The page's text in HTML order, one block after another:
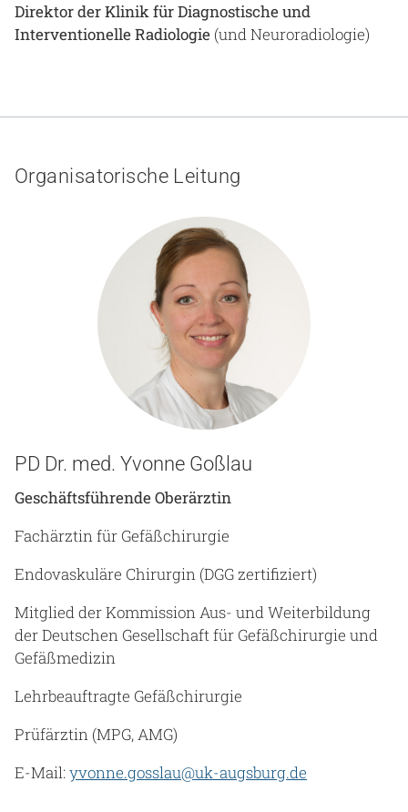
Direktor der Klinik für Diagnostische und
Interventionelle Radiologie (und Neuroradiologie)
Organisatorische Leitung
PD Dr. med. Yvonne Goßlau
Geschäftsführende Oberärztin
Fachärztin für Gefäßchirurgie
Endovaskuläre Chirurgin (DGG zertifiziert)
Mitglied der Kommission Aus- und Weiterbildung
der Deutschen Gesellschaft für Gefäßchirurgie und
Gefäßmedizin
Lehrbeauftragte Gefäßchirurgie
Prüfärztin (MPG, AMG)
E-Mail:yvonne.gosslau@uk-augsburg.de